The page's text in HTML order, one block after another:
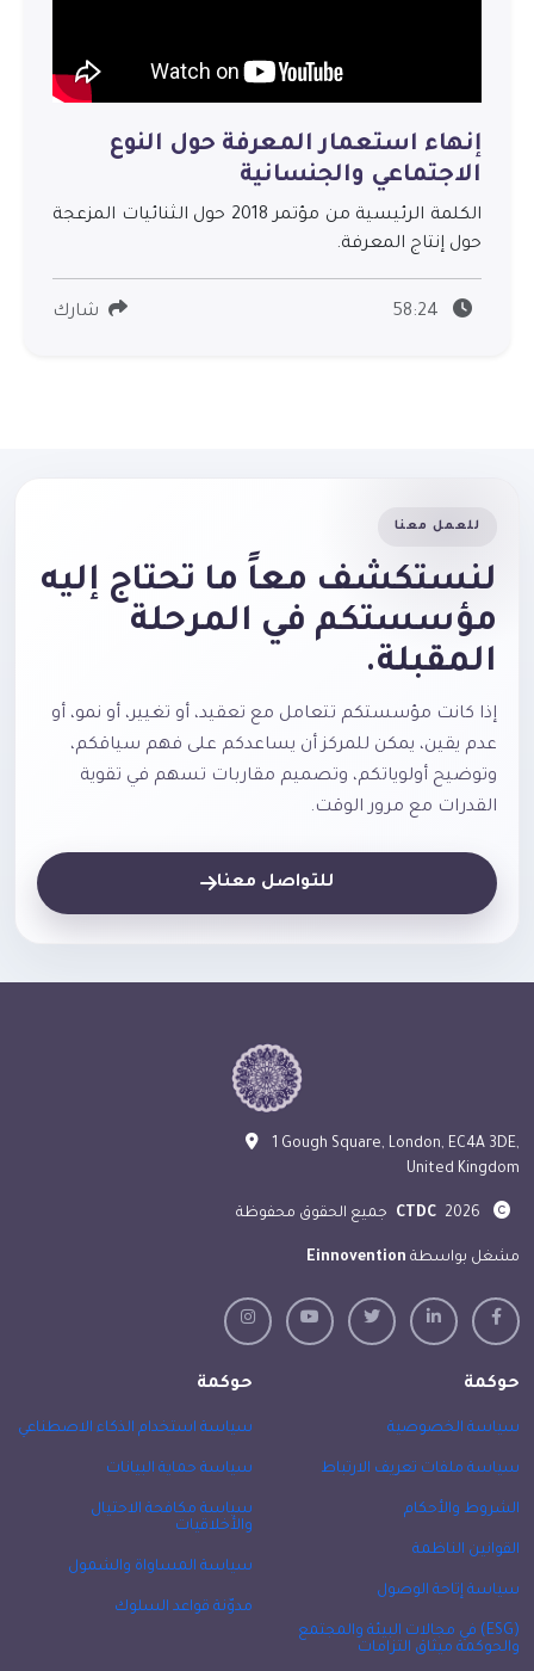
إنهاء استعمار المعرفة حول النوع
الاجتماعي والجنسانية
الكلمة الرئيسية من مؤتمر 2018 حول الثنائيات المزعجة
حول إنتاج المعرفة.
شارك
للعمل معنا
لنستكشف معاً ما تحتاج إليه
مؤسستكم في المرحلة
المقبلة.
إذا كانت مؤسستكم تتعامل مع تعقيد، أو تغيير، أو نمو، أو
عدم يقين، يمكن للمركز أن يساعدكم على فهم سياقكم،
وتوضيح أولوياتكم، وتصميم مقاربات تسهم في تقوية
القدرات مع مرور الوقت.
للتواصل معنا
1 Gough Square, London, EC4A 3DE,
United Kingdom
CTDC جميع الحقوق محفوظة
مشغل بواسطة Einnovention
حوكمة
سياسة الخصوصية
سياسة ملفات تعريف الارتباط
الشروط والأحكام
القوانين الناظمة
سياسة إتاحة الوصول
(ESG) في مجالات البيئة والمجتمع
والحوكمة ميثاق التزامات
حوكمة
سياسة استخدام الذكاء الاصطناعي
سياسة حماية البيانات
سياسة مكافحة الاحتيال
والأخلاقيات
سياسة المساواة والشمول
مدوّنة قواعد السلوك